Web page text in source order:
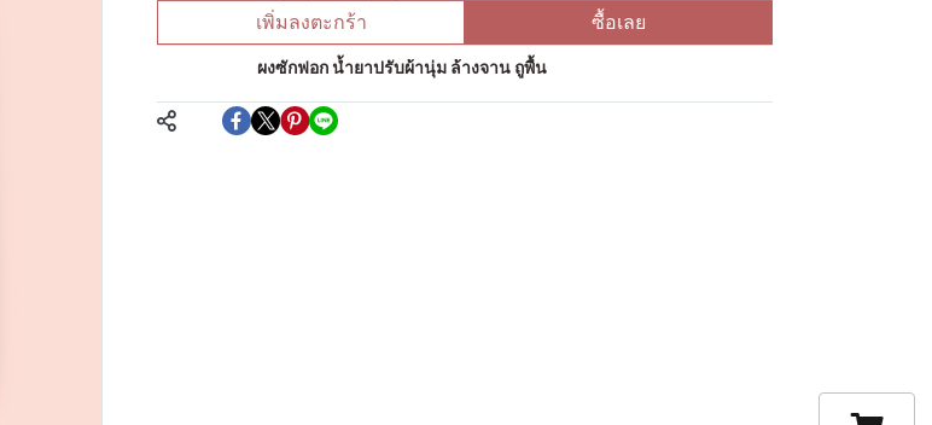
เพิ่มลงตะกร้า ซื้อเลย
ผงซักฟอก น้ำยาปรับผ้านุ่ม ล้างจาน ถูพื้น